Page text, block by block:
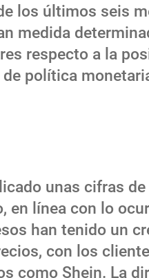
los últimos seis
medida
respecto a la
política
unas cifras
en línea con lo
han tenido un
con los
como Shein. La